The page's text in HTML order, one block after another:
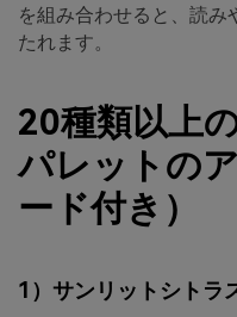
を組み合わせると、読み
たれます。
20種類以上
パレットの
ード付き）
1）サンリットシトラ